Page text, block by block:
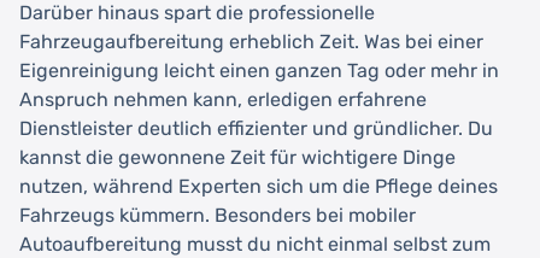
Darüber hinaus spart die professionelle
Fahrzeugaufbereitung erheblich Zeit. Was bei einer
Eigenreinigung leicht einen ganzen Tag oder mehr in
Anspruch nehmen kann, erledigen erfahrene
Dienstleister deutlich effizienter und gründlicher. Du
kannst die gewonnene Zeit für wichtigere Dinge
nutzen, während Experten sich um die Pflege deines
Fahrzeugs kümmern. Besonders bei mobiler
Autoaufbereitung musst du nicht einmal selbst zum